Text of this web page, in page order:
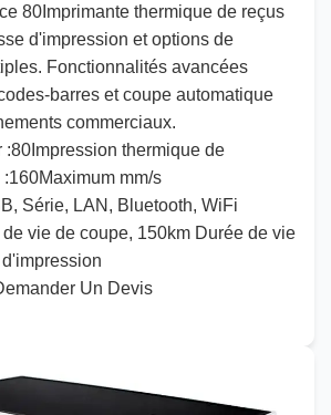
80 Imprimante thermique de reçus
d'impression et options de
Fonctionnalités avancées
barres et coupe automatique
commerciaux.
:80 Impression thermique de
:160Maximum mm/s
Série, LAN, Bluetooth, WiFi
de vie de coupe, 150km Durée de vie
Un Devis